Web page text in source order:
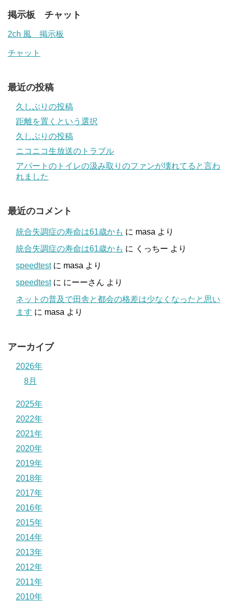
掲示板 チャット
2ch 風 掲示板
チャット
最近の投稿
久しぶりの投稿
距離を置くという選択
久しぶりの投稿
ニコニコ生放送のトラブル
アパートのトイレの汲み取りのファンが壊れてると言わ
れました
最近のコメント
統合失調症の寿命は61歳かも に masa より
統合失調症の寿命は61歳かも に くっちー より
speedtestに masa より
speedtestに にーーさん より
ネットの普及で田舎と都会の格差は少なくなったと思い
ます に masa より
アーカイブ
2026年
8月
2025年
2022年
2021年
2020年
2019年
2018年
2017年
2016年
2015年
2014年
2013年
2012年
2011年
2010年